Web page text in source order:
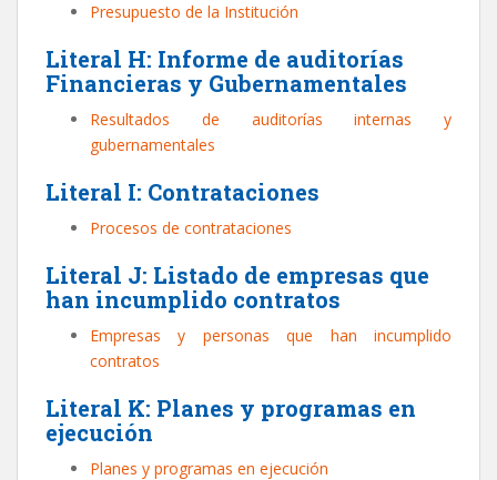
Presupuesto de la Institución
Literal H: Informe de auditorías
Financieras y Gubernamentales
Resultados de auditorías internas y
gubernamentales
Literal I: Contrataciones
Procesos de contrataciones
Literal J: Listado de empresas que
han incumplido contratos
Empresas y personas que han incumplido
contratos
Literal K: Planes y programas en
ejecución
Planes y programas en ejecución